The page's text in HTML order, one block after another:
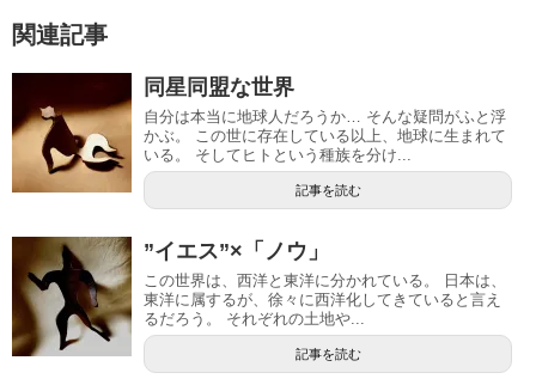
関連記事
同星同盟な世界
自分は本当に地球人だろうか… そんな疑問がふと浮
かぶ。 この世に存在している以上、地球に生まれて
いる。 そしてヒトという種族を分け...
記事を読む
”イエス”×「ノウ」
この世界は、西洋と東洋に分かれている。 日本は、
東洋に属するが、徐々に西洋化してきていると言え
るだろう。 それぞれの土地や...
記事を読む